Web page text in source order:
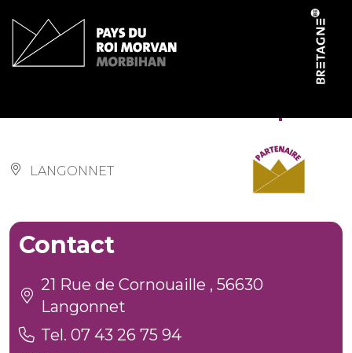
LANGONNET
Contact
21 Rue de Cornouaille , 56630
Langonnet
Tel. 07 43 26 75 94